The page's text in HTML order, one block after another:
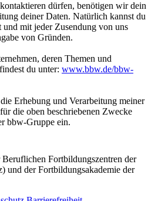
dürfen, benötigen wir dein
deiner Daten. Natürlich kannst du
und mit jeder Zusendung von uns
von Gründen.
deren Themen und
du unter: www.bbw.de/bbw-
Erhebung und Verarbeitung meiner
die oben beschriebenen Zwecke
bbw-Gruppe ein.
Fortbildungszentren der
und der Fortbildungsakademie der